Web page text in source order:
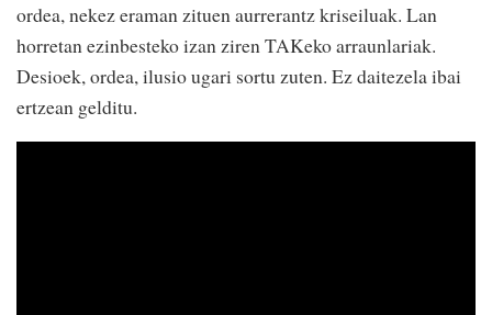
ordea, nekez eraman zituen aurrerantz kriseiluak. Lan
horretan ezinbesteko izan ziren TAKeko arraunlariak.
Desioek, ordea, ilusio ugari sortu zuten. Ez daitezela ibai
ertzean gelditu.